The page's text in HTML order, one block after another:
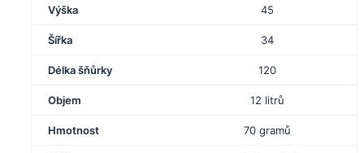
Výška 45
Šířka 34
Délka šňůrky 120
Objem 12 litrů
Hmotnost 70 gramů